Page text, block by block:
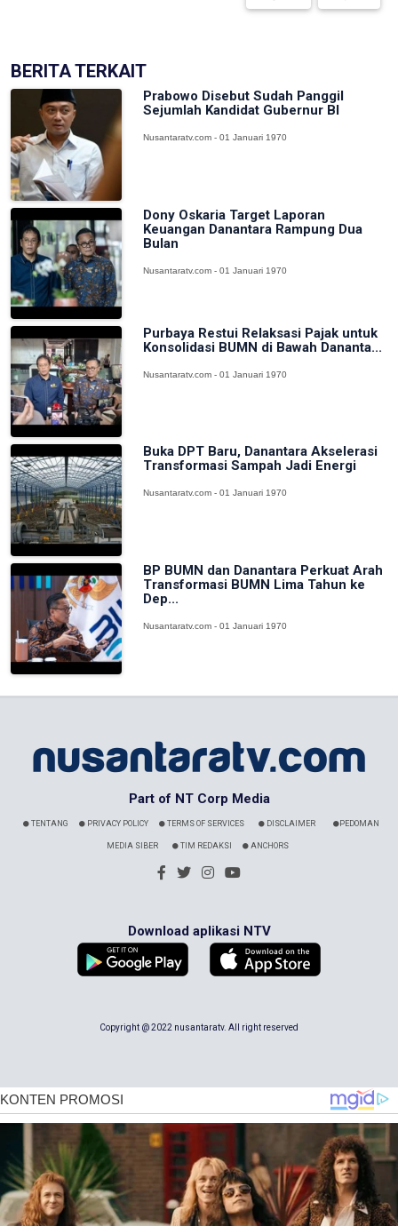
BERITA TERKAIT
Prabowo Disebut Sudah Panggil
Sejumlah Kandidat Gubernur BI
Nusantaratv.com - 01 Januari 1970
Dony Oskaria Target Laporan
Keuangan Danantara Rampung Dua
Bulan
Nusantaratv.com - 01 Januari 1970
Purbaya Restui Relaksasi Pajak untuk
Konsolidasi BUMN di Bawah Dananta...
Nusantaratv.com - 01 Januari 1970
Buka DPT Baru, Danantara Akselerasi
Transformasi Sampah Jadi Energi
Nusantaratv.com - 01 Januari 1970
BP BUMN dan Danantara Perkuat Arah
Transformasi BUMN Lima Tahun ke
Dep...
Nusantaratv.com - 01 Januari 1970
Part of NT Corp Media
TENTANG PRIVACY POLICY TERMS OF SERVICES DISCLAIMER PEDOMAN
MEDIA SIBER TIM REDAKSI ANCHORS
Download aplikasi NTV
Copyright @ 2022 nusantaratv. All right reserved